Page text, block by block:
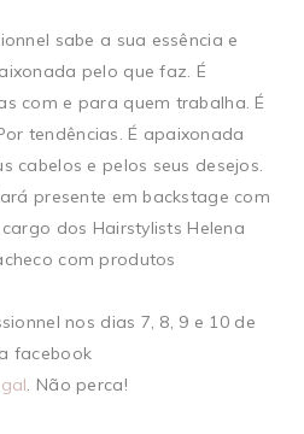
sabe a sua essência e
pelo que faz. É
com e para quem trabalha. É
tendências. É apaixonada
cabelos e pelos seus desejos.
presente em backstage com
dos Hairstylists Helena
com produtos
nos dias 7, 8, 9 e 10 de
facebook
. Não perca!